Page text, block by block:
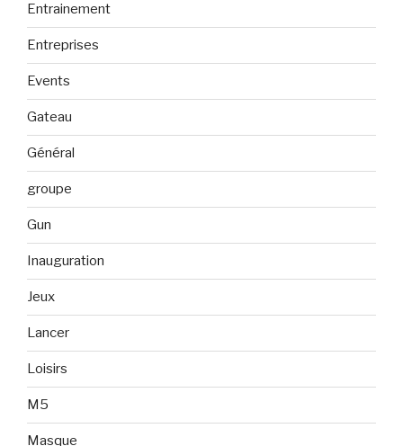
Entrainement
Entreprises
Events
Gateau
Général
groupe
Gun
Inauguration
Jeux
Lancer
Loisirs
M5
Masque